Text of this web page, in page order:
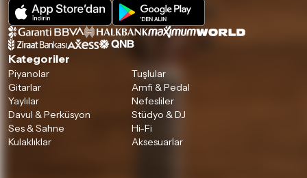
Kategoriler
Piyanolar
Tuşlular
Gitarlar
Amfi & Pedal
Yaylılar
Nefesliler
Davul & Perküsyon
Stüdyo & DJ
Ses & Sahne
Hi-Fi
Kulaklıklar
Aksesuarlar